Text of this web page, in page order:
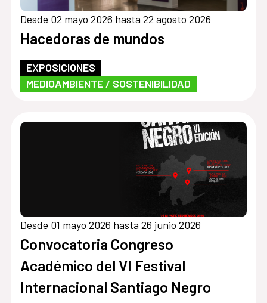
Desde 02 mayo 2026 hasta 22 agosto 2026
Hacedoras de mundos
EXPOSICIONES
MEDIOAMBIENTE / SOSTENIBILIDAD
Desde 01 mayo 2026 hasta 26 junio 2026
Convocatoria Congreso
Académico del VI Festival
Internacional Santiago Negro